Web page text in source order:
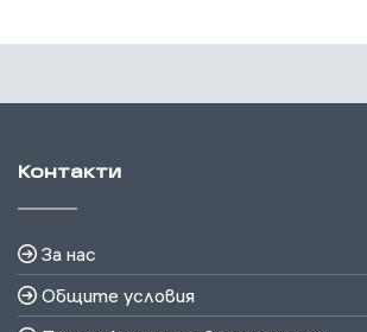
Контакти
За нас
Общите условия